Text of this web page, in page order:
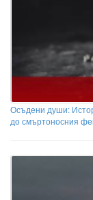
Осъдени души:
до смъртоносния